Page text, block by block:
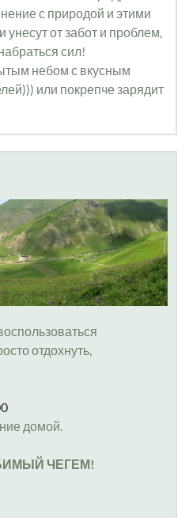
от забот и проблем,
сил!
или покрепче зарядит
отдохнуть,
домой.
ЧЕГЕМ!